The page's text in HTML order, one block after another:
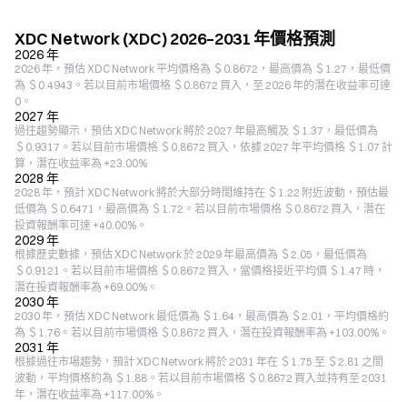
XDC Network (XDC) 2026–2031 年價格預測
2026 年
2026 年，預估 XDC Network 平均價格為 ＄0.8672，最高價為 ＄1.27，最低價
為 ＄0.4943。若以目前市場價格 ＄0.8672 買入，至 2026 年的潛在收益率可達
0。
2027 年
過往趨勢顯示，預估 XDC Network 將於 2027 年最高觸及 ＄1.37，最低價為
＄0.9317。若以目前市場價格 ＄0.8672 買入，依據 2027 年平均價格 ＄1.07 計
算，潛在收益率為 +23.00%
2028 年
2028 年，預計 XDC Network 將於大部分時間維持在 ＄1.22 附近波動，預估最
低價為 ＄0.6471，最高價為 ＄1.72。若以目前市場價格 ＄0.8672 買入，潛在
投資報酬率可達 +40.00%。
2029 年
根據歷史數據，預估 XDC Network 於 2029 年最高價為 ＄2.05，最低價為
＄0.9121。若以目前市場價格 ＄0.8672 買入，當價格接近平均價 ＄1.47 時，
潛在投資報酬率為 +69.00%。
2030 年
2030 年，預估 XDC Network 最低價為 ＄1.64，最高價為 ＄2.01，平均價格約
為 ＄1.76。若以目前市場價格 ＄0.8672 買入，潛在投資報酬率為 +103.00%。
2031 年
根據過往市場趨勢，預計 XDC Network 將於 2031 年在 ＄1.75 至 ＄2.81 之間
波動，平均價格約為 ＄1.88。若以目前市場價格 ＄0.8672 買入並持有至 2031
年，潛在收益率為 +117.00%。